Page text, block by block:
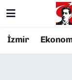
İzmirResmi
Konak